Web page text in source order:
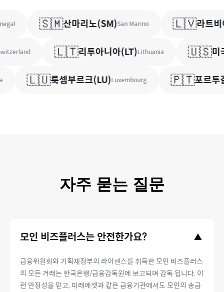
🇸🇲산마리노(SM)San Marino 🇱🇻라트비
🇱🇹리투아니아(LT)Lithuania 🇺🇸미국
🇱🇺룩셈부르크(LU)Luxembourg 🇵🇹포르투갈
자주 묻는 질문
모인 비즈플러스는 안전한가요? ▲
금융위원회와 기획재정부의 라이센스를 취득한 모인 비즈플러스
의 모든 거래는 한국은행/금융감독원에 보고되며 감독 됩니다. 이
런 안정성을 믿고, 미래에셋과 같은 금융기관에서도 모인의 송금